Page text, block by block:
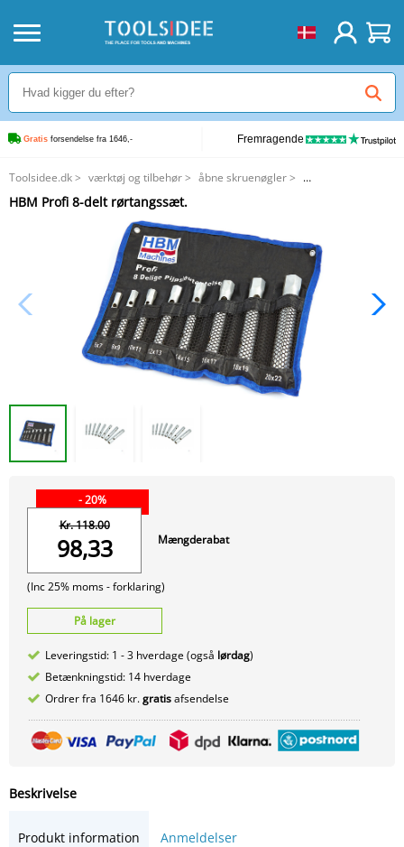
Gratis forsendelse fra 1646,- Fremragende
Toolsidee.dk> værktøj og tilbehør> åbne skruenøgler>
HBM Profi 8-delt rørtangssæt.
HBM Profi 8-delt rørtangssæt.
- 20%
Kr. 118.00
98,33
(Inc 25% moms -forklaring)
Mængderabat
På lager
Leveringstid: 1 - 3 hverdage (også lørdag)
Betænkningstid: 14 hverdage
Ordrer fra 1646 kr.gratisafsendelse
Beskrivelse
Produkt information Anmeldelser